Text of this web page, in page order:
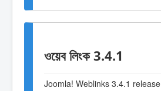
ওয়েব লিংক 3.4.1
Joomla! Weblinks 3.4.1 release